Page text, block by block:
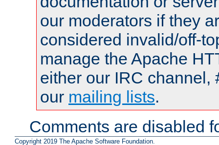
our moderators if they
considered invalid/off-
manage the Apache
either our IRC channel,
our mailing lists.
Comments are disabled
Copyright 2019 The Apache Software Foundation.